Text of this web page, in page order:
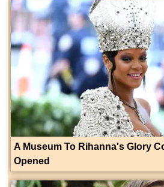
A Museum To Rihanna's Glory
Opened